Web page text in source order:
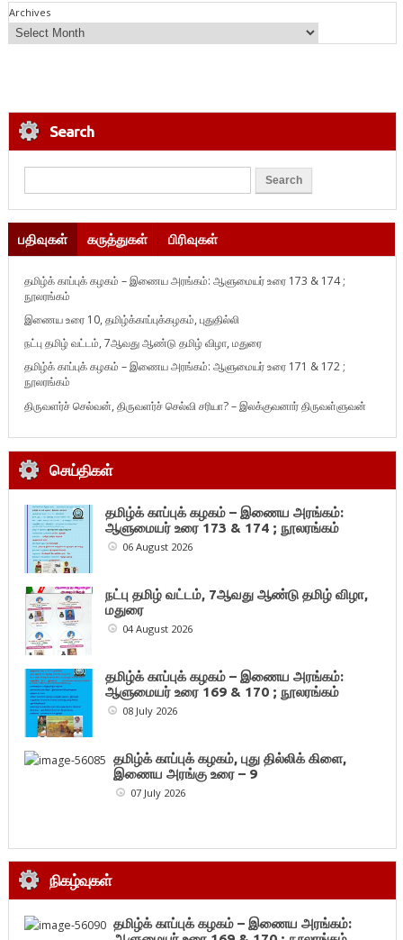
Archives
Search
பதிவுகள் கருத்துகள் பிரிவுகள்
தமிழ்க் காப்புக் கழகம் – இணைய அரங்கம்: ஆளுமையர் உரை 173 & 174 ;
நூலரங்கம்
இணைய உரை 10, தமிழ்க்காப்புக்கழகம், புதுதில்லி
நட்பு தமிழ் வட்டம், 7ஆவது ஆண்டு தமிழ் விழா, மதுரை
தமிழ்க் காப்புக் கழகம் – இணைய அரங்கம்: ஆளுமையர் உரை 171 & 172 ;
நூலரங்கம்
திருவளர்ச் செல்வன், திருவளர்ச் செல்வி சரியா? – இலக்குவனார் திருவள்ளுவன்
செய்திகள்
தமிழ்க் காப்புக் கழகம் – இணைய அரங்கம்:
ஆளுமையர் உரை 173 & 174 ; நூலரங்கம்
06 August 2026
நட்பு தமிழ் வட்டம், 7ஆவது ஆண்டு தமிழ் விழா,
மதுரை
04 August 2026
தமிழ்க் காப்புக் கழகம் – இணைய அரங்கம்:
ஆளுமையர் உரை 169 & 170 ; நூலரங்கம்
08 July 2026
தமிழ்க் காப்புக் கழகம், புது தில்லிக் கிளை,
இணைய அரங்கு உரை – 9
07 July 2026
நிகழ்வுகள்
தமிழ்க் காப்புக் கழகம் – இணைய அரங்கம்: